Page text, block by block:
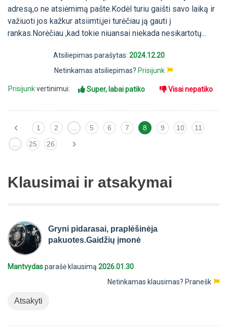
adresą,o ne atsiėmimą pašte.Kodėl turiu gaišti savo laiką ir
važiuoti jos kažkur atsiimti,jei turėčiau ją gauti į
rankas.Norėčiau ,kad tokie niuansai niekada nesikartotų...
Atsiliepimas parašytas: 2024.12.20
Netinkamas atsiliepimas? Prisijunk
Prisijunkvertinimui: Super, labai patiko Visai nepatiko
‹ 1 2 ... 5 6 7 8 9 10
11
...
25 26 ›
Klausimai ir atsakymai
Gryni pidarasai, praplėšinėja
pakuotes.Gaidžių įmonė
Mantvydasparašė klausimą 2026.01.30
Netinkamas klausimas? Pranešk
Atsakyti